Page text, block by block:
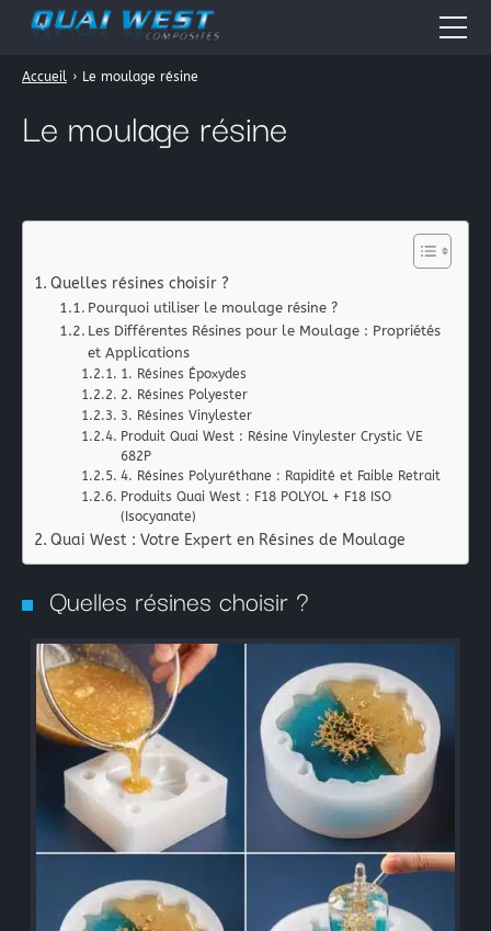
Le moulage résine
Accueil › Le moulage résine
Quelles résines choisir ?
Pourquoi utiliser le moulage résine ?
Les Différentes Résines pour le Moulage : Propriétés
et Applications
1. Résines Époxydes
2. Résines Polyester
3. Résines Vinylester
Produit Quai West : Résine Vinylester Crystic VE
682P
4. Résines Polyuréthane : Rapidité et Faible Retrait
Produits Quai West : F18 POLYOL + F18 ISO
(Isocyanate)
Quai West : Votre Expert en Résines de Moulage
Quelles résines choisir ?
Accueil
Quai West
Résines polyester
Résines acryliques
Tissus pour la stratification: les fibres composites
Périphérique de vide
La peinture automobile
La peinture industrielle
La peinture nautique
La peinture en bombe
Acryliques et Plâtres
Le moulage silicone
Le moulage résine
Les colles structurales: Époxydes, Polyuréthanes,
Les colles souples
Boutique en ligne
Fiches Pratiques
Galerie Photos